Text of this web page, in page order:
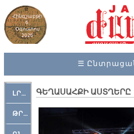
Հինգշաբթի
6,
Օգոստոս
2026
☰
ԼՐԱՀՈՍ
ԹՐՔԱՀԱՅ ԿԵԱՆՔ
ԳԵՂԱՍԱՀՔԻ ԱՍՏՂԵՐԸ